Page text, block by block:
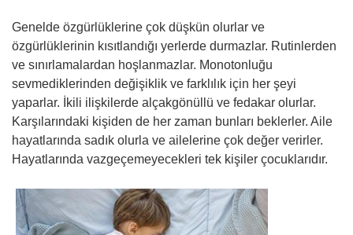
Genelde özgürlüklerine çok düşkün olurlar ve
özgürlüklerinin kısıtlandığı yerlerde durmazlar. Rutinlerden
ve sınırlamalardan hoşlanmazlar. Monotonluğu
sevmediklerinden değişiklik ve farklılık için her şeyi
yaparlar. İkili ilişkilerde alçakgönüllü ve fedakar olurlar.
Karşılarındaki kişiden de her zaman bunları beklerler. Aile
hayatlarında sadık olurla ve ailelerine çok değer verirler.
Hayatlarında vazgeçemeyecekleri tek kişiler çocuklarıdır.